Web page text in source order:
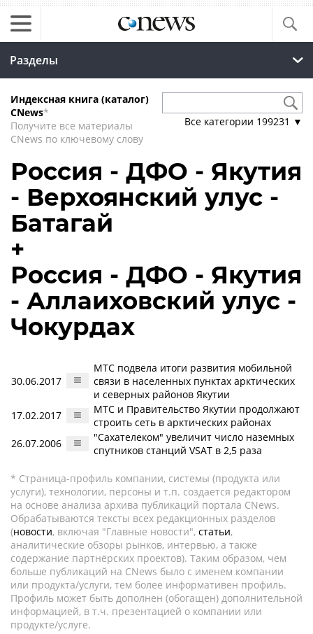
Разделы
Индексная книга (каталог)
CNews*
Получите все материалы
CNews по ключевому слову
Все категории 199231 ▼
Россия - ДФО - Якутия
- Верхоянский улус -
Батагай
+
Россия - ДФО - Якутия
- Аллаиховский улус -
Чокурдах
30.06.2017
МТС подвела итоги развития мобильной
связи в населенных пунктах арктических
и северных районов Якутии
17.02.2017
МТС и Правительство Якутии продолжают
строить сеть в арктических районах
26.07.2006
"Сахателеком" увеличит число наземных
спутников станций VSAT в 2,5 раза
* Страница-профиль компании, системы (продукта или
услуги), технологии, персоны и т.п. создается редактором
на основе анализа архива публикаций портала CNews.
Обрабатываются тексты всех редакционных разделов
(новости, включая "Главные новости", статьи,
аналитические обзоры рынков, интервью, а также
содержание партнёрских проектов). Таким образом, чем
больше публикаций на CNews было с именем компании
или продукта/услуги, тем более информативен профиль.
Профиль может быть дополнен (обогащен) дополнительной
информацией, в т.ч. презентацией о компании или
продукте/услуге.